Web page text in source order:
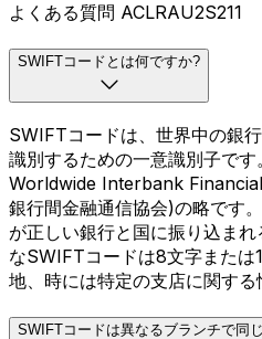
よくある質問 ACLRAU2S211
SWIFTコードとは何ですか?
SWIFTコードは、世界中の銀
識別するための一意識別子で
Worldwide Interbank
銀行間金融通信協会)の略です
が正しい銀行と国に振り込ま
なSWIFTコードは8文字または
地、時には特定の支店に関する
SWIFTコードは異なるブランチで同